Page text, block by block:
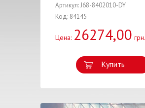
Артикул: J68-8402010-DY
Код: 84145
Цена: 26274,00 грн.
Купить